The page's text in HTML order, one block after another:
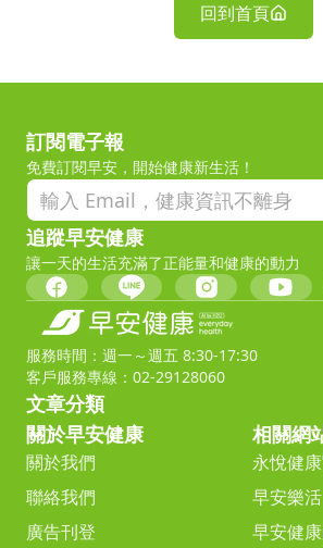
回到首頁
訂閱電子報
免費訂閱早安，開始健康新生活！
追蹤早安健康
讓一天的生活充滿了正能量和健康的動力
服務時間：週一～週五 8:30-17:30
客戶服務專線：02-29128060
文章分類
關於早安健康
關於我們
聯絡我們
廣告刊登
相關網
永悅健
早安樂活
早安健